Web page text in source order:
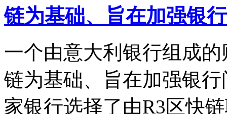
链为基础、旨在加强银
一个由意大利银行组成
链为基础、旨在加强银
家银行选择了由R3区快